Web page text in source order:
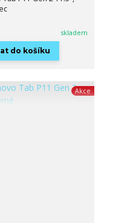
skladem
do košíku
Akce